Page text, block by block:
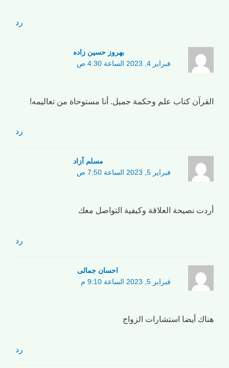
رد
بهروز حسین زاده
فبراير 4, 2023 الساعة 4:30 ص
القرآن كتاب علم وحكمة جميل. أنا مستوحاة من تعاليمه!
رد
مسلم آزاد
فبراير 5, 2023 الساعة 7:50 ص
أردت نصيحة العلاقة وكيفية التواصل معك
رد
احسان جمالی
فبراير 5, 2023 الساعة 9:10 م
هناك أيضا استشارات الزواج
رد